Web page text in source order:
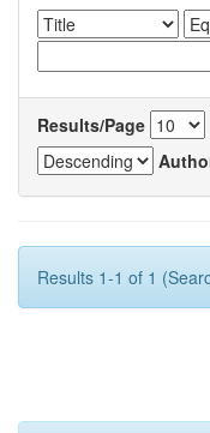
Results/Page
Results 1-1 of 1